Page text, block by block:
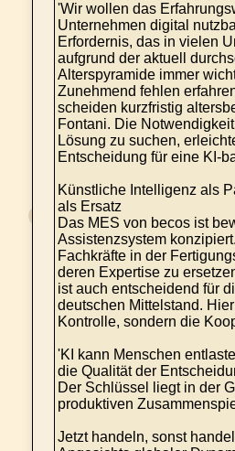
'Wir wollen das
Unternehmen digital
Erfordernis, das in vielen
aufgrund der aktuell
Alterspyramide immer
Zunehmend fehlen
scheiden kurzfristig
Fontani. Die
Lösung zu suchen,
Entscheidung für eine KI-
Künstliche Intelligenz als
als Ersatz
Das MES von becos ist
Assistenzsystem
Fachkräfte in der
deren Expertise zu
ist auch entscheidend für
deutschen Mittelstand.
Kontrolle, sondern die
'KI kann Menschen
die Qualität der
Der Schlüssel liegt in der
produktiven
Jetzt handeln, sonst